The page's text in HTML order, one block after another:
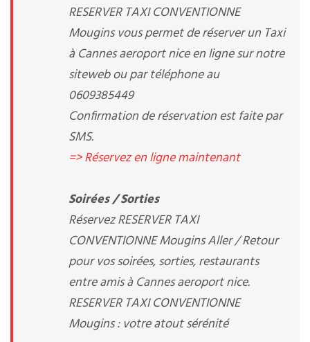
RESERVER TAXI CONVENTIONNE
Mougins vous permet de réserver un Taxi
à Cannes aeroport nice en ligne sur notre
siteweb ou par téléphone au
0609385449
Confirmation de réservation est faite par
SMS.
=> Réservez en ligne maintenant
Soirées / Sorties
Réservez RESERVER TAXI
CONVENTIONNE Mougins Aller / Retour
pour vos soirées, sorties, restaurants
entre amis à Cannes aeroport nice.
RESERVER TAXI CONVENTIONNE
Mougins : votre atout sérénité